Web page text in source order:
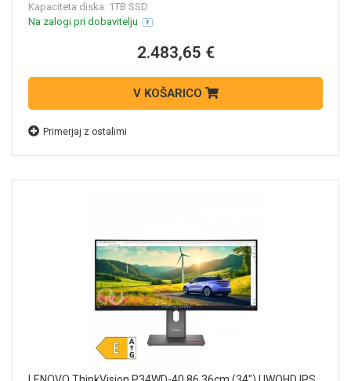
Kapaciteta diska: 1TB SSD
Na zalogi pri dobavitelju
2.483,65 €
V KOŠARICO
Primerjaj z ostalimi